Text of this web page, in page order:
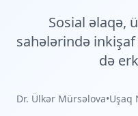
Sosial əlaqə,
sahələrində
də
Dr. Ülkər Mürsəlova•Uşaq